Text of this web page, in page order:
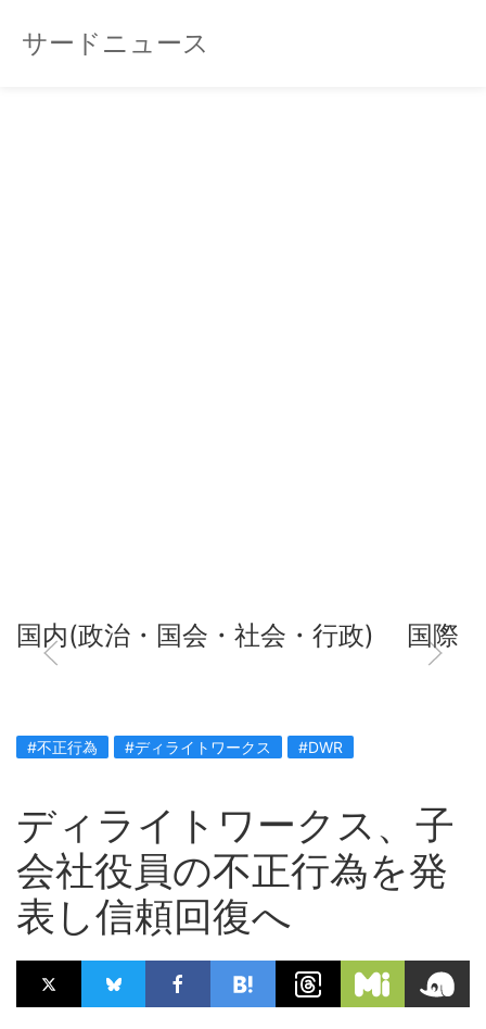
サードニュース
国内(政治・国会・社会・行政) 国際
#不正行為 #ディライトワークス #DWR
ディライトワークス、子
会社役員の不正行為を発
表し信頼回復へ